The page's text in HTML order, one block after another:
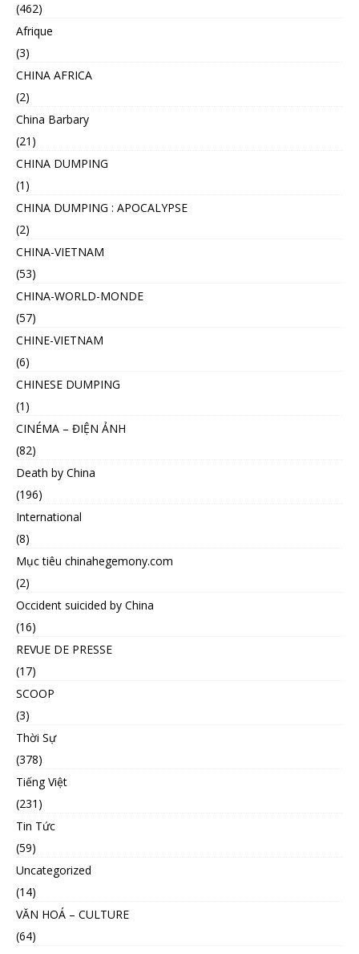
(462)
Afrique
(3)
CHINA AFRICA
(2)
China Barbary
(21)
CHINA DUMPING
(1)
CHINA DUMPING : APOCALYPSE
(2)
CHINA-VIETNAM
(53)
CHINA-WORLD-MONDE
(57)
CHINE-VIETNAM
(6)
CHINESE DUMPING
(1)
CINÉMA – ĐIỆN ẢNH
(82)
Death by China
(196)
International
(8)
Mục tiêu chinahegemony.com
(2)
Occident suicided by China
(16)
REVUE DE PRESSE
(17)
SCOOP
(3)
Thời Sự
(378)
Tiếng Việt
(231)
Tin Tức
(59)
Uncategorized
(14)
VĂN HOÁ – CULTURE
(64)